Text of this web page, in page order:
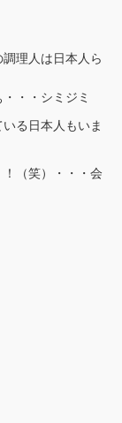
理人は日本人ら
・・シミジミ
る日本人もいま
（笑）・・・会